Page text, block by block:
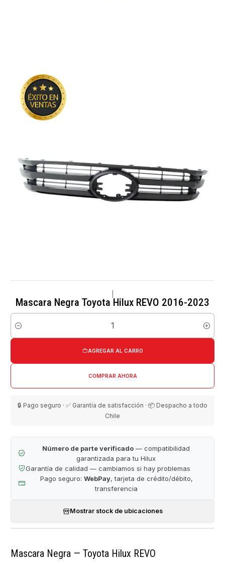
Mascara Negra Toyota Hilux REVO 2016-2023
Cantidad
AGREGAR AL CARRO
COMPRAR AHORA
🔒 Pago seguro · ✅ Garantía de satisfacción · 📦 Despacho a todo
Chile
Número de parte verificado — compatibilidad
garantizada para tu Hilux
Garantía de calidad — cambiamos si hay problemas
Pago seguro: WebPay, tarjeta de crédito/débito,
transferencia
Mostrar stock de ubicaciones
Mascara Negra — Toyota Hilux REVO